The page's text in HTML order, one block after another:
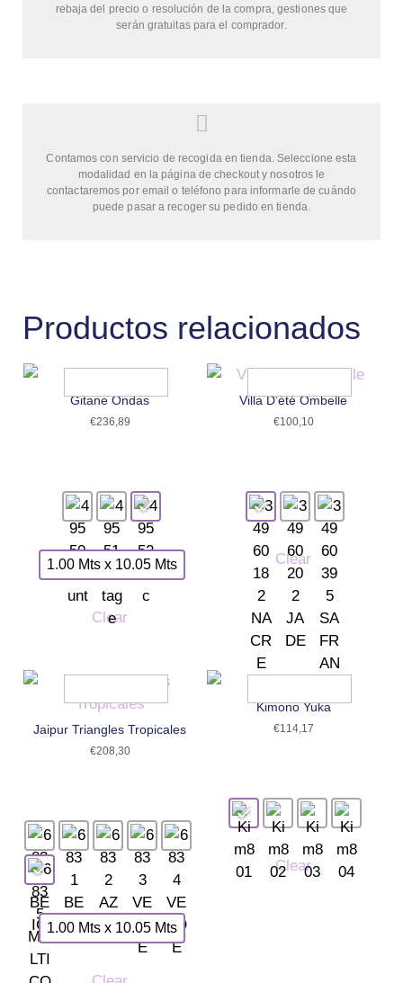
rebaja del precio o resolución de la compra, gestiones que
serán gratuitas para el comprador.
Contamos con servicio de recogida en tienda. Seleccione esta
modalidad en la página de checkout y nosotros le
contactaremos por email o teléfono para informarle de cuándo
puede pasar a recoger su pedido en tienda.
Productos relacionados
Gitane Ondas
€236,89
1.00 Mts x 10.05 Mts
Clear
Villa D’été Ombelle
€100,10
Clear
Jaipur Triangles Tropicales
€208,30
1.00 Mts x 10.05 Mts
Kimono Yuka
€114,17
Clear